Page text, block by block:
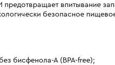
впитывание
безопасное
бисфенола-А (BPA-free);